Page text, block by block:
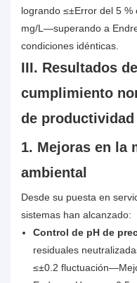
logrando ≤±Error del 5
mg/L—superando a
condiciones idénticas.
III. Resultados
cumplimiento
de productividad
1. Mejoras en la
ambiental
Desde su puesta en
sistemas han alcanzado:
Control de pH de
residuales
≤±0.2